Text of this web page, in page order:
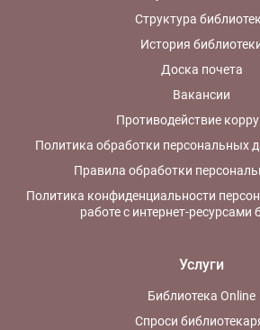
Структура
История
Доска почета
Вакансии
Противодействие
Политика обработки персональных
Правила обработки
Политика конфиденциальности
работе с интернет-ресурсами
Услуги
Библиотека Online
Спроси